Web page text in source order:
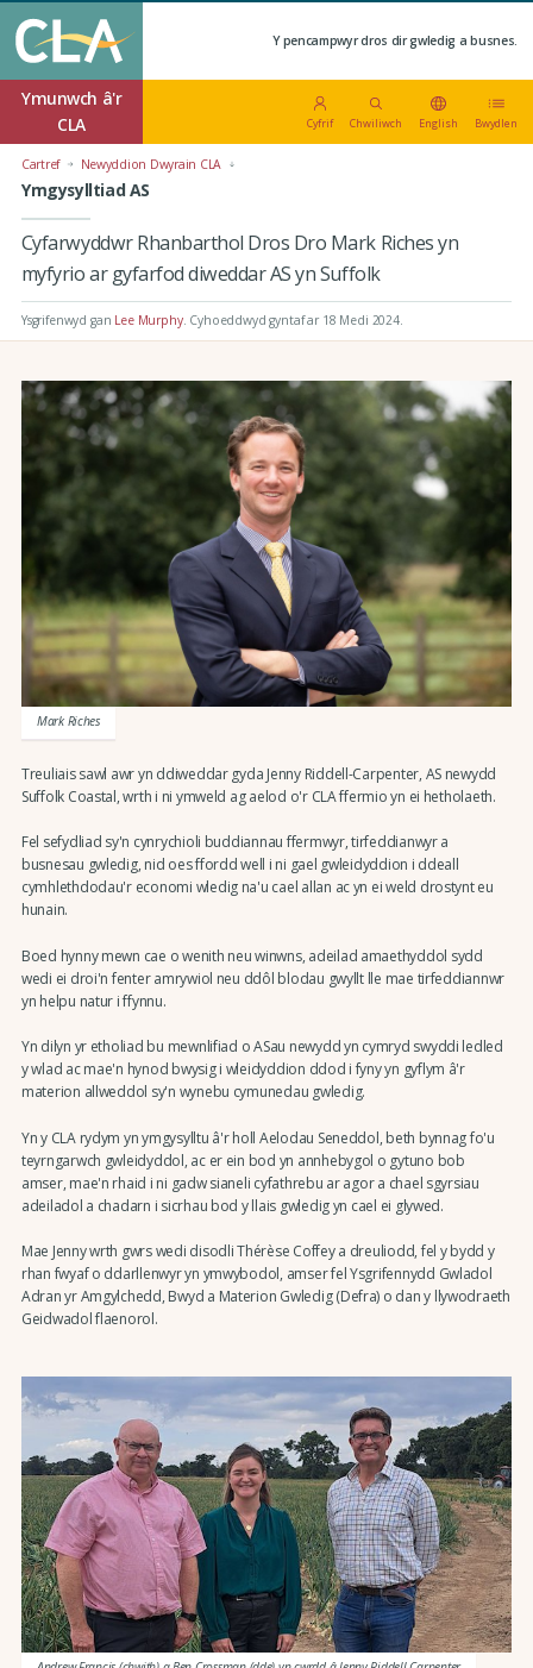
Y pencampwyr dros dir gwledig a busnes.
Ymunwch â'r
CLA
Cyfrif Chwiliwch English Bwydlen
Cartref Newyddion Dwyrain CLA
Ymgysylltiad AS
Cyfarwyddwr Rhanbarthol Dros Dro Mark Riches yn
myfyrio ar gyfarfod diweddar AS yn Suffolk
Ysgrifenwyd gan Lee Murphy. Cyhoeddwyd gyntaf ar 18 Medi 2024.
Mark Riches
Treuliais sawl awr yn ddiweddar gyda Jenny Riddell-Carpenter, AS newydd
Suffolk Coastal, wrth i ni ymweld ag aelod o'r CLA ffermio yn ei hetholaeth.
Fel sefydliad sy'n cynrychioli buddiannau ffermwyr, tirfeddianwyr a
busnesau gwledig, nid oes ffordd well i ni gael gwleidyddion i ddeall
cymhlethdodau'r economi wledig na'u cael allan ac yn ei weld drostynt eu
hunain.
Boed hynny mewn cae o wenith neu winwns, adeilad amaethyddol sydd
wedi ei droi'n fenter amrywiol neu ddôl blodau gwyllt lle mae tirfeddiannwr
yn helpu natur i ffynnu.
Yn dilyn yr etholiad bu mewnlifiad o ASau newydd yn cymryd swyddi ledled
y wlad ac mae'n hynod bwysig i wleidyddion ddod i fyny yn gyflym â'r
materion allweddol sy'n wynebu cymunedau gwledig.
Yn y CLA rydym yn ymgysylltu â'r holl Aelodau Seneddol, beth bynnag fo'u
teyrngarwch gwleidyddol, ac er ein bod yn annhebygol o gytuno bob
amser, mae'n rhaid i ni gadw sianeli cyfathrebu ar agor a chael sgyrsiau
adeiladol a chadarn i sicrhau bod y llais gwledig yn cael ei glywed.
Mae Jenny wrth gwrs wedi disodli Thérèse Coffey a dreuliodd, fel y bydd y
rhan fwyaf o ddarllenwyr yn ymwybodol, amser fel Ysgrifennydd Gwladol
Adran yr Amgylchedd, Bwyd a Materion Gwledig (Defra) o dan y llywodraeth
Geidwadol flaenorol.